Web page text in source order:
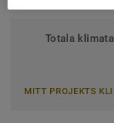
Totala
MITT PROJEKTS